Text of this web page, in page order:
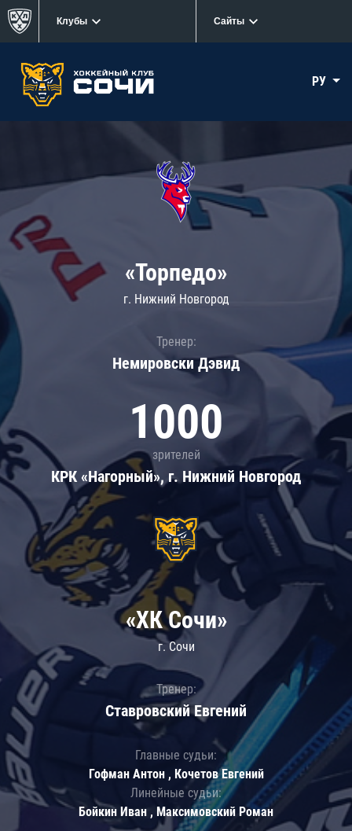
Клубы Сайты
РУ
«Торпедо»
г. Нижний Новгород
Тренер:
Немировски Дэвид
1000
зрителей
КРК «Нагорный», г. Нижний Новгород
«ХК Сочи»
г. Сочи
Тренер:
Ставровский Евгений
Главные судьи:
Гофман Антон , Кочетов Евгений
Линейные судьи:
Бойкин Иван , Максимовский Роман